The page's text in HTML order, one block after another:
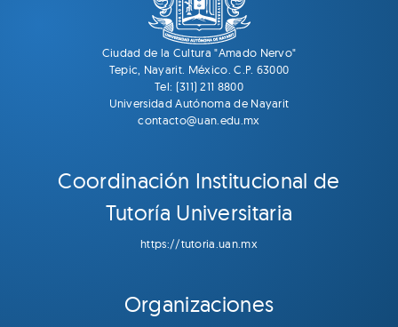
Ciudad de la Cultura "Amado Nervo"
Tepic, Nayarit. México. C.P. 63000
Tel: (311) 211 8800
Universidad Autónoma de Nayarit
contacto@uan.edu.mx
Coordinación Institucional de
Tutoría Universitaria
https://tutoria.uan.mx
Organizaciones